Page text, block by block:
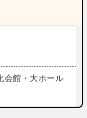
会館・大ホール